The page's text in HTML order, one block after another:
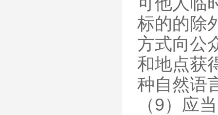
标的的除
方式向公
和地点获
种自然语
（9）应